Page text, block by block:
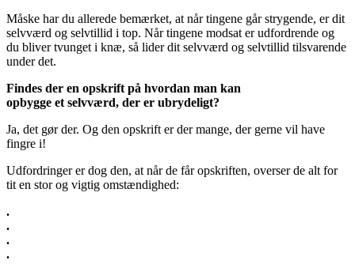
Måske har du allerede bemærket, at når tingene går strygende, er dit
selvværd og selvtillid i top. Når tingene modsat er udfordrende og
du bliver tvunget i knæ, så lider dit selvværd og selvtillid tilsvarende
under det.
Findes der en opskrift på hvordan man kan
opbygge et selvværd, der er ubrydeligt?
Ja, det gør der. Og den opskrift er der mange, der gerne vil have
fingre i!
Udfordringer er dog den, at når de får opskriften, overser de alt for
tit en stor og vigtig omstændighed:
.
.
.
.